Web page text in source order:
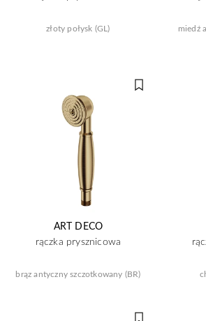
złoty połysk (GL)
miedź
ART DECO
rączka prysznicowa
brąz antyczny szczotkowany (BR)